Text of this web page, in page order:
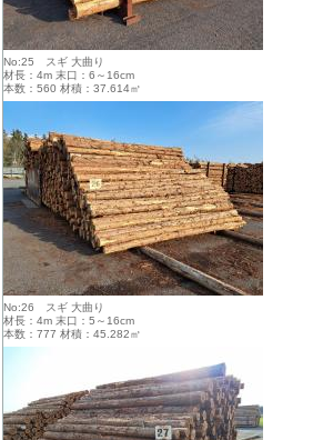
No:25 スギ 大曲り
材長：4m 末口：6～16cm
本数：560 材積：37.614㎥
No:26 スギ 大曲り
材長：4m 末口：5～16cm
本数：777 材積：45.282㎥